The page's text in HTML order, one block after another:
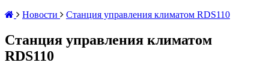
Новости
Станция управления климатом RDS110
Станция управления климатом
RDS110